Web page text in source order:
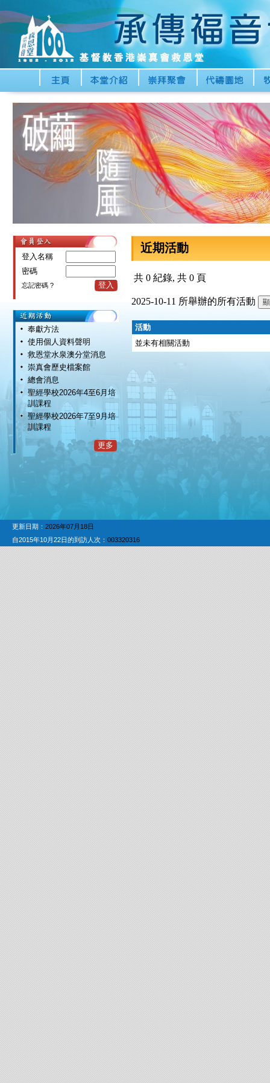
登入名稱
密碼
忘記密碼 ? 登入
奉獻方法
使用個人資料聲明
救恩堂水泉澳分堂消息
崇真會歷史檔案館
總會消息
聖經學校2026年4至6月培
訓課程
聖經學校2026年7至9月培
訓課程
更多
近期活動
共 0 紀錄, 共 0 頁
2025-10-11 所舉辦的所有活動
活動
並未有相關活動
更新日期： 2026年07月18日
自2015年10月22日的到訪人次： 003320316